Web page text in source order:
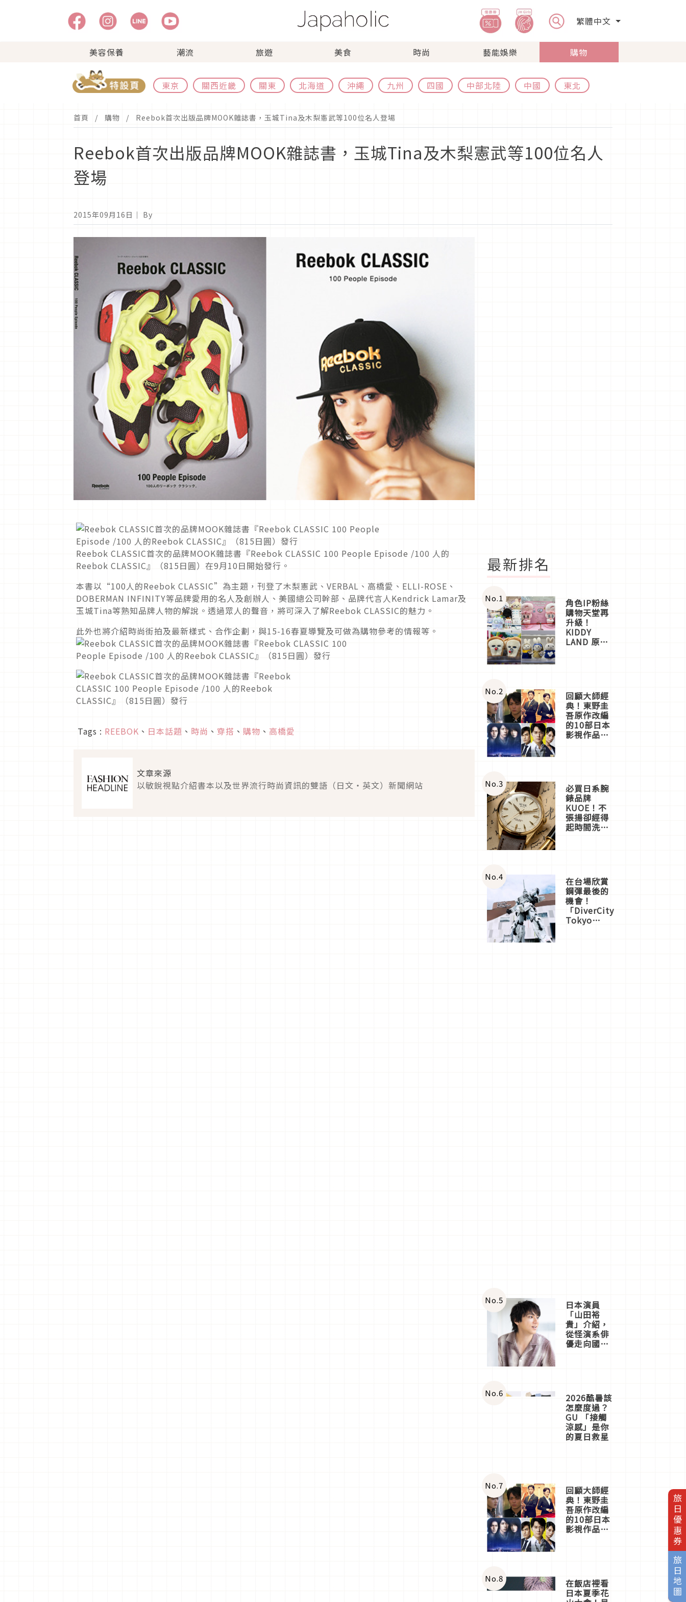
繁體中文
美容保養 潮流 旅遊 美食 時尚 藝能娛樂 購物
東京 關西近畿 關東 北海道 沖繩 九州 四國 中部北陸 中國 東北
旅日優惠券
旅日地圖
首頁 購物 Reebok首次出版品牌MOOK雜誌書，玉城Tina及木梨憲武等100位名人登場
Reebok首次出版品牌MOOK雜誌書，玉城Tina及木梨憲武等100位名人
登場
2015年09月16日 ｜ By
Reebok CLASSIC首次的品牌MOOK雜誌書『Reebok CLASSIC 100 People Episode /100 人的
Reebok CLASSIC』（815日圓）在9月10日開始發行。
本書以“100人的Reebok CLASSIC”為主題，刊登了木梨憲武、VERBAL、高橋愛、ELLI-ROSE、
DOBERMAN INFINITY等品牌愛用的名人及創辦人、美國總公司幹部、品牌代言人Kendrick Lamar及
玉城Tina等熟知品牌人物的解說。透過眾人的聲音，將可深入了解Reebok CLASSIC的魅力。
此外也將介紹時尚街拍及最新樣式、合作企劃，與15-16春夏導覽及可做為購物參考的情報等。
Tags : REEBOK 、 日本話題 、 時尚 、 穿搭 、 購物 、 高橋愛
文章來源
以敏銳視點介紹書本以及世界流行時尚資訊的雙語（日文・英文）新聞網站
最新排名
No.1 角色IP粉絲
購物天堂再
升級！
KIDDY
LAND 原宿
店3分即達
No.2 回顧大師經
典！東野圭
吾原作改編
的10部日本
影視作品推
No.3 必買日系腕
錶品牌
KUOE！不
張揚卻經得
起時間洗鍊
No.4 在台場欣賞
鋼彈最後的
機會！
「DiverCity
Tokyo
No.5 日本演員
「山田裕
貴」介紹，
從怪演系俳
優走向國民
No.6 2026酷暑該
怎麼度過？
GU 「接觸
涼感」是你
的夏日救星
No.7 回顧大師經
典！東野圭
吾原作改編
的10部日本
影視作品推
No.8 在飯店裡看
日本夏季花